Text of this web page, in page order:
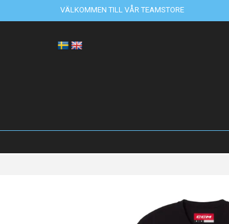
VÄLKOMMEN TILL VÅR TEAMSTORE